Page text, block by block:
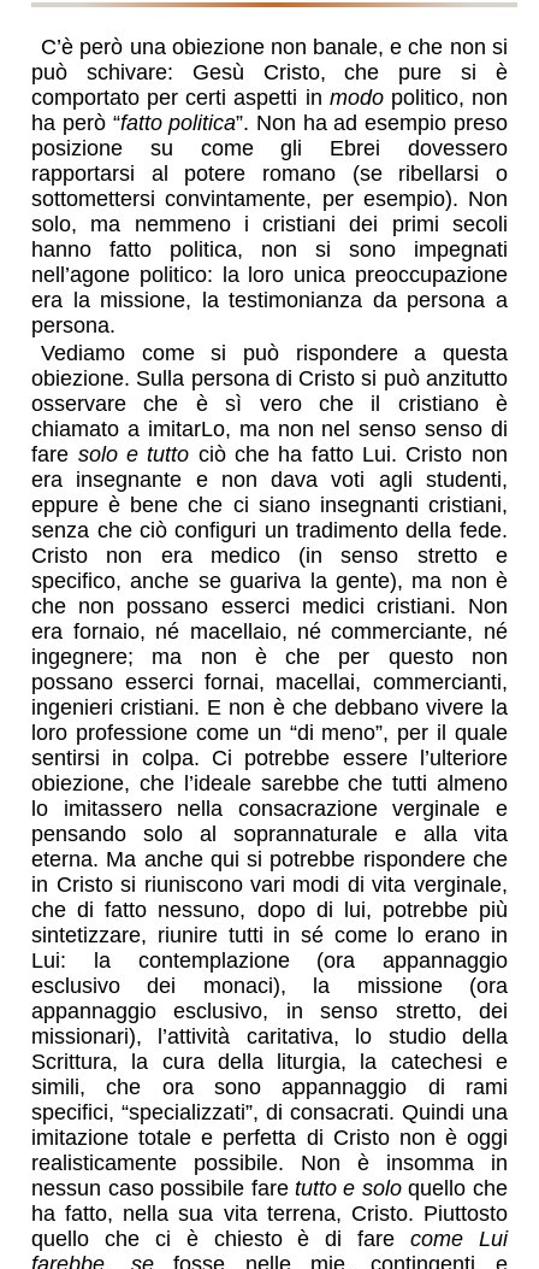
C’è però una obiezione non banale, e che non si
può schivare: Gesù Cristo, che pure si è
comportato per certi aspetti in modopolitico, non
ha però “fatto politica”. Non ha ad esempio preso
posizione su come gli Ebrei dovessero
rapportarsi al potere romano (se ribellarsi o
sottomettersi convintamente, per esempio). Non
solo, ma nemmeno i cristiani dei primi secoli
hanno fatto politica, non si sono impegnati
nell’agone politico: la loro unica preoccupazione
era la missione, la testimonianza da persona a
persona.
Vediamo come si può rispondere a questa
obiezione. Sulla persona di Cristo si può anzitutto
osservare che è sì vero che il cristiano è
chiamato a imitarLo, ma non nel senso senso di
fare solo e tutto ciò che ha fatto Lui. Cristo non
era insegnante e non dava voti agli studenti,
eppure è bene che ci siano insegnanti cristiani,
senza che ciò configuri un tradimento della fede.
Cristo non era medico (in senso stretto e
specifico, anche se guariva la gente), ma non è
che non possano esserci medici cristiani. Non
era fornaio, né macellaio, né commerciante, né
ingegnere; ma non è che per questo non
possano esserci fornai, macellai, commercianti,
ingenieri cristiani. E non è che debbano vivere la
loro professione come un “di meno”, per il quale
sentirsi in colpa. Ci potrebbe essere l’ulteriore
obiezione, che l’ideale sarebbe che tutti almeno
lo imitassero nella consacrazione verginale e
pensando solo al soprannaturale e alla vita
eterna. Ma anche qui si potrebbe rispondere che
in Cristo si riuniscono vari modi di vita verginale,
che di fatto nessuno, dopo di lui, potrebbe più
sintetizzare, riunire tutti in sé come lo erano in
Lui: la contemplazione (ora appannaggio
esclusivo dei monaci), la missione (ora
appannaggio esclusivo, in senso stretto, dei
missionari), l’attività caritativa, lo studio della
Scrittura, la cura della liturgia, la catechesi e
simili, che ora sono appannaggio di rami
specifici, “specializzati”, di consacrati. Quindi una
imitazione totale e perfetta di Cristo non è oggi
realisticamente possibile. Non è insomma in
nessun caso possibile fare tutto e soloquello che
ha fatto, nella sua vita terrena, Cristo. Piuttosto
quello che ci è chiesto è di farecome Lui